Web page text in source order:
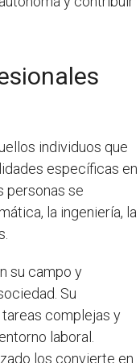
individuos que
específicas en
personas se
la ingeniería, la
su campo y
Su
complejas y
laboral.
los convierte en